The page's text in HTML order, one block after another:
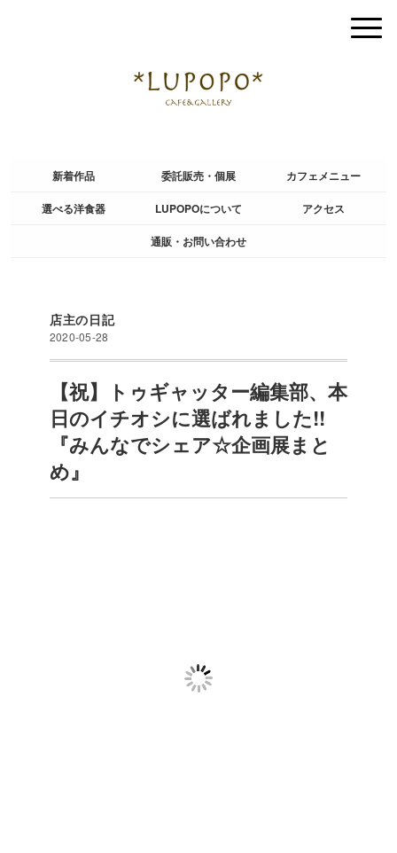
新着作品 委託販売・個展 カフェメニュー
選べる洋食器 LUPOPOについて アクセス
通販・お問い合わせ
店主の日記
2020-05-28
【祝】トゥギャッター編集部、本
日のイチオシに選ばれました!!
『みんなでシェア☆企画展まと
め』